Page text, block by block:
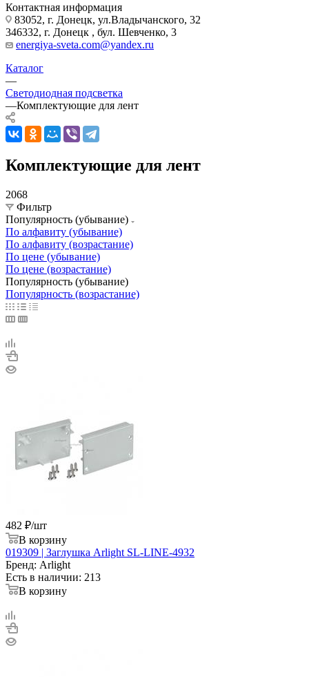
Контактная информация
83052, г. Донецк, ул.Владычанского, 32
346332, г. Донецк , бул. Шевченко, 3
energiya-sveta.com@yandex.ru
Каталог
—
Светодиодная подсветка
—Комплектующие для лент
Комплектующие для лент
2068
Фильтр
Популярность (убывание)
По алфавиту (убывание)
По алфавиту (возрастание)
По цене (убывание)
По цене (возрастание)
Популярность (убывание)
Популярность (возрастание)
482 ₽/шт
В корзину
019309 | Заглушка Arlight SL-LINE-4932
Бренд: Arlight
Есть в наличии: 213
В корзину